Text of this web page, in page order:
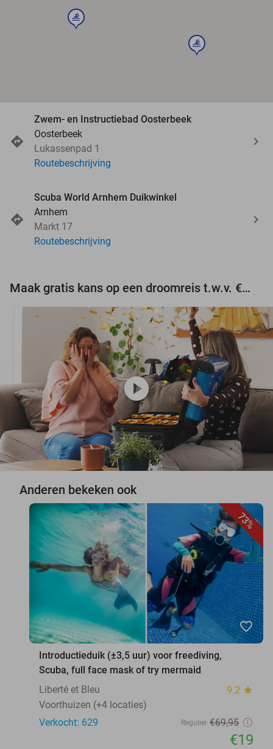
sport
sport
Zwem- en Instructiebad Oosterbeek
Oosterbeek
Lukassenpad 1
Routebeschrijving
Scuba World Arnhem Duikwinkel
Arnhem
Markt 17
Routebeschrijving
Maak gratis kans op een droomreis t.w.v. €3.000!
play_circle
Anderen bekeken ook
73%
favorite_border
Introductieduik (±3,5 uur) voor freediving,
Scuba, full face mask of try mermaid
Liberté et Bleu
9.2 star
Voorthuizen (+4 locaties)
Verkocht: 629
Regulier €69,95
€19